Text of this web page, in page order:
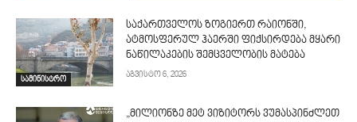
სამინისტრო
საქართველოს ზოგიერთ რაიონში,
ატმოსფერულ ჰაერში ფიქსირდება მყარი
ნაწილაკების შემცველობის მატება
აგვისტო 6, 2026
„მილიონზე მეტ ვიზიტორს ვუმასპინძლეთ